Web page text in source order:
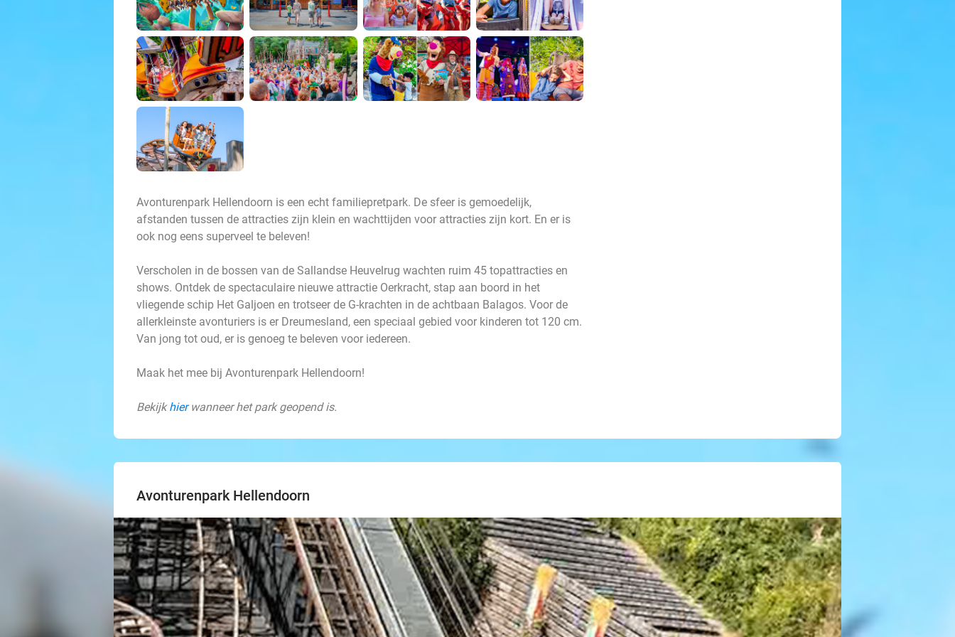
Avonturenpark Hellendoorn is een echt familiepretpark. De sfeer is gemoedelijk,
afstanden tussen de attracties zijn klein en wachttijden voor attracties zijn kort. En er is
ook nog eens superveel te beleven!
Verscholen in de bossen van de Sallandse Heuvelrug wachten ruim 45 topattracties en
shows. Ontdek de spectaculaire nieuwe attractie Oerkracht, stap aan boord in het
vliegende schip Het Galjoen en trotseer de G-krachten in de achtbaan Balagos. Voor de
allerkleinste avonturiers is er Dreumesland, een speciaal gebied voor kinderen tot 120 cm.
Van jong tot oud, er is genoeg te beleven voor iedereen.
Maak het mee bij Avonturenpark Hellendoorn!
Bekijkhierwanneer het park geopend is.
Avonturenpark Hellendoorn